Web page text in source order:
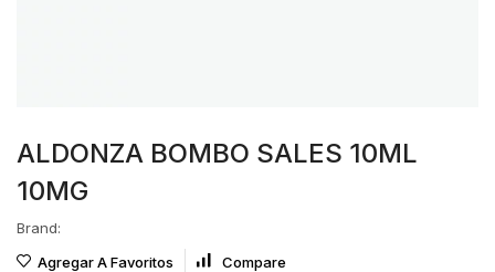
ALDONZA BOMBO SALES 10ML
10MG
Brand:
Agregar A Favoritos
Compare